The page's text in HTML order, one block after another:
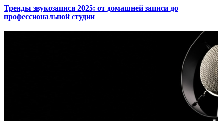
Тренды звукозаписи 2025: от домашней записи до
профессиональной студии